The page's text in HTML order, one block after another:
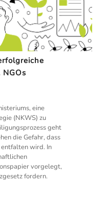
eine
(NKWS) zu
geht
die Gefahr, dass
wird. In
vorgelegt,
fordern.